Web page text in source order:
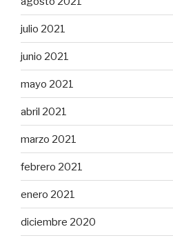
julio 2021
junio 2021
mayo 2021
abril 2021
marzo 2021
febrero 2021
enero 2021
diciembre 2020